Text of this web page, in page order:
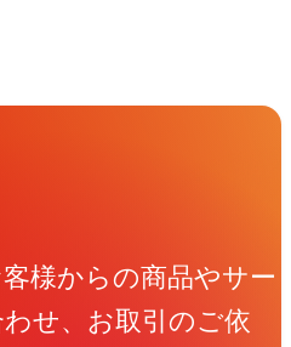
い合わせ
様からの商品やサー
せ、お取引のご依